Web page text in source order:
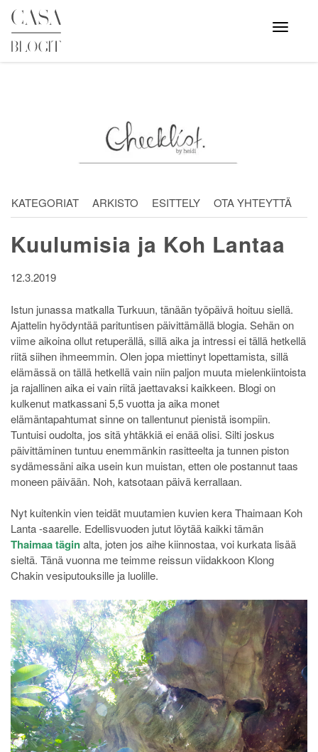
Skip
content
Avaa
valikko
KATEGORIAT ARKISTO ESITTELY OTA YHTEYTTÄ
Kuulumisia ja Koh Lantaa
12.3.2019
Istun junassa matkalla Turkuun, tänään työpäivä hoituu siellä.
Ajattelin hyödyntää parituntisen päivittämällä blogia. Sehän on
viime aikoina ollut retuperällä, sillä aika ja intressi ei tällä hetkellä
riitä siihen ihmeemmin. Olen jopa miettinyt lopettamista, sillä
elämässä on tällä hetkellä vain niin paljon muuta mielenkiintoista
ja rajallinen aika ei vain riitä jaettavaksi kaikkeen. Blogi on
kulkenut matkassani 5,5 vuotta ja aika monet
elämäntapahtumat sinne on tallentunut pienistä isompiin.
Tuntuisi oudolta, jos sitä yhtäkkiä ei enää olisi. Silti joskus
päivittäminen tuntuu enemmänkin rasitteelta ja tunnen piston
sydämessäni aika usein kun muistan, etten ole postannut taas
moneen päivään. Noh, katsotaan päivä kerrallaan.
Nyt kuitenkin vien teidät muutamien kuvien kera Thaimaan Koh
Lanta -saarelle. Edellisvuoden jutut löytää kaikki tämän
Thaimaa täginalta, joten jos aihe kiinnostaa, voi kurkata lisää
sieltä. Tänä vuonna me teimme reissun viidakkoon Klong
Chakin vesiputouksille ja luolille.